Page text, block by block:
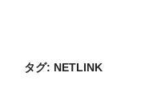
タグ: NETLINK